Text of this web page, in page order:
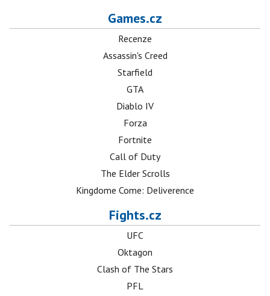
Games.cz
Recenze
Assassin's Creed
Starfield
GTA
Diablo IV
Forza
Fortnite
Call of Duty
The Elder Scrolls
Kingdome Come: Deliverence
Fights.cz
UFC
Oktagon
Clash of The Stars
PFL